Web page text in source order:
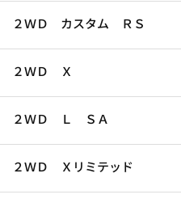
２ＷＤ カスタム ＲＳ
２ＷＤ Ｘ
２ＷＤ Ｌ ＳＡ
２ＷＤ Ｘリミテッド